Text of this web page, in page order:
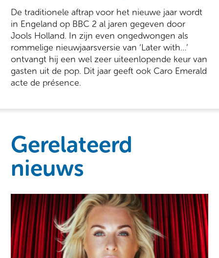
De traditionele aftrap voor het nieuwe jaar wordt
in Engeland op BBC 2 al jaren gegeven door
Jools Holland. In zijn even ongedwongen als
rommelige nieuwjaarsversie van ‘Later with…’
ontvangt hij een wel zeer uiteenlopende keur van
gasten uit de pop. Dit jaar geeft ook Caro Emerald
acte de présence.
Gerelateerd
nieuws